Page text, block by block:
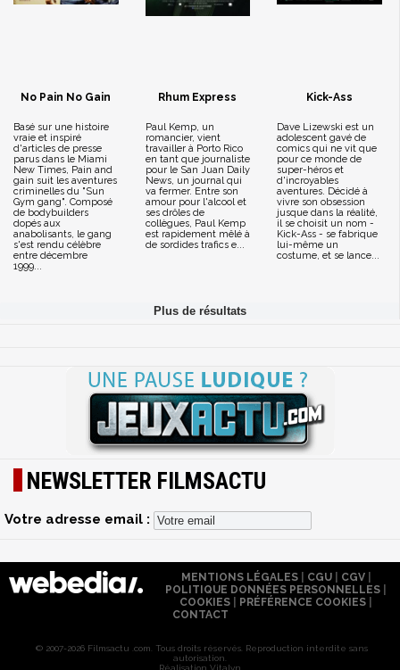
No Pain No Gain
Basé sur une histoire
vraie et inspiré
d'articles de presse
parus dans le Miami
New Times, Pain and
gain suit les aventures
criminelles du "Sun
Gym gang". Composé
de bodybuilders
dopés aux
anabolisants, le gang
s'est rendu célèbre
entre décembre
1999...
Rhum Express
Paul Kemp, un
romancier, vient
travailler à Porto Rico
en tant que journaliste
pour le San Juan Daily
News, un journal qui
va fermer. Entre son
amour pour l'alcool et
ses drôles de
collègues, Paul Kemp
est rapidement mêlé à
de sordides trafics e...
Kick-Ass
Dave Lizewski est un
adolescent gavé de
comics qui ne vit que
pour ce monde de
super-héros et
d'incroyables
aventures. Décidé à
vivre son obsession
jusque dans la réalité,
il se choisit un nom -
Kick-Ass - se fabrique
lui-même un
costume, et se lance...
NEWSLETTER FILMSACTU
Votre adresse email :
MENTIONS LÉGALES| CGU| CGV|
POLITIQUE DONNÉES PERSONNELLES
COOKIES
PRÉFÉRENCE COOKIES
CONTACT
© 2007-2026 Filmsactu .com. Tous droits réservés. Reproduction interdite sans
autorisation.
Réalisation Vitalyn